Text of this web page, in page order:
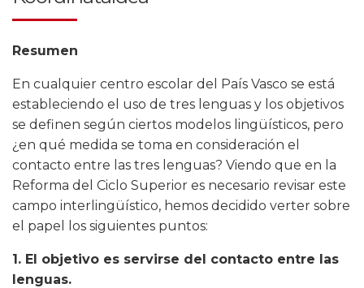
Resumen
En cualquier centro escolar del País Vasco se está
estableciendo el uso de tres lenguas y los objetivos
se definen según ciertos modelos lingüísticos, pero
¿en qué medida se toma en consideración el
contacto entre las tres lenguas? Viendo que en la
Reforma del Ciclo Superior es necesario revisar este
campo interlingüístico, hemos decidido verter sobre
el papel los siguientes puntos:
1. El objetivo es servirse del contacto entre las
lenguas.